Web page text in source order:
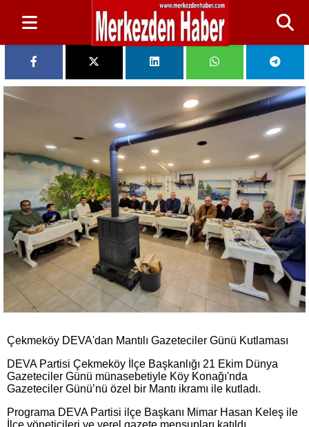
Çekmeköy DEVA'dan Mantılı Gazeteciler Günü Kutlaması
DEVA Partisi Çekmeköy İlçe Başkanlığı 21 Ekim Dünya
Gazeteciler Günü münasebetiyle Köy Konağı'nda
Gazeteciler Günü’nü özel bir Mantı ikramı ile kutladı.
Programa DEVA Partisi ilçe Başkanı Mimar Hasan Keleş ile
İlçe yöneticileri ve yerel gazete mensupları katıldı.